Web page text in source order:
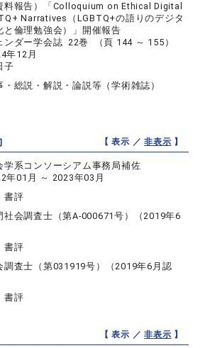
料報告）「Colloquium on Ethical Digital
Narratives（LGBTQ+の語りのデジタ
と倫理勉強会）」開催報告
ンダー学会誌 22巻 （頁 144 ～ 155）
年12月
子
・総説・解説・論説等（学術雑誌）
【 表示 ／非表示 】
学系コンソーシアム事務局補佐
年01月 ～ 2023年03月
書評
社会調査士（第A-000671号）（2019年6
書評
調査士（第031919号）（2019年6月認
書評
【 表示 ／非表示 】